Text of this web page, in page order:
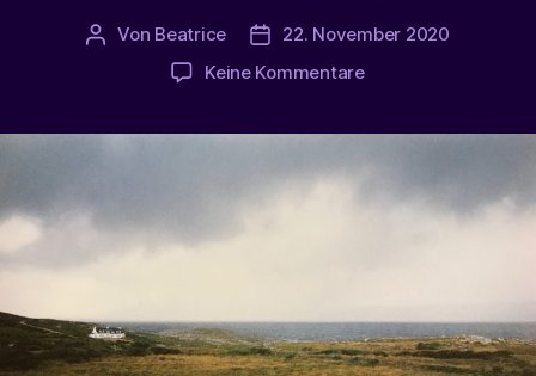
Beitragsautor
Von Beatrice Veröffentlichungsdatum
22. November 2020
Keine Kommentarezu
Zuversicht